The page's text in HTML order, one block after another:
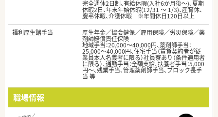
完全週休2日制、有給休暇(入社6か月後～)、夏期
休暇2日、年末年始休暇(12/31 ～ 1/3)、産育休、
慶弔休暇、介護休暇 ※年間休日120日以上
福利厚生諸手当
厚生年金／協会健保／雇用保険／労災保険／薬
剤師賠償責任保険
地域手当：20,000〜40,000円、薬剤師手当：
25,000〜40,000円、住宅手当（賃貸契約者が従
業員本人名義者に限る）社員寮あり（条件適用者
に限る）、通勤手当：全額支給、扶養者手当：5,000
円〜、残業手当、管理薬剤師手当、ブロック長手
当 等
職場情報